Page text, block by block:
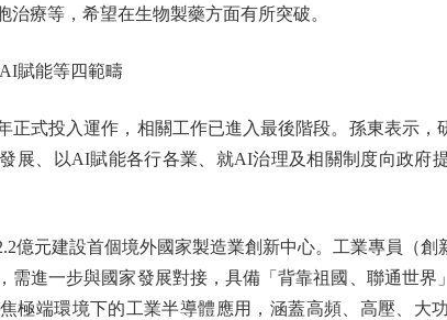
療等，希望在生物製藥方面有所突破。
賦能等四範疇
式投入運作，相關工作已進入最後階段。孫東表示，
展、以AI賦能各行各業、就AI治理及相關制度向政府
元建設首個境外國家製造業創新中心。工業專員（創
需進一步與國家發展對接，具備「背靠祖國、聯通世界
極端環境下的工業半導體應用，涵蓋高頻、高壓、大